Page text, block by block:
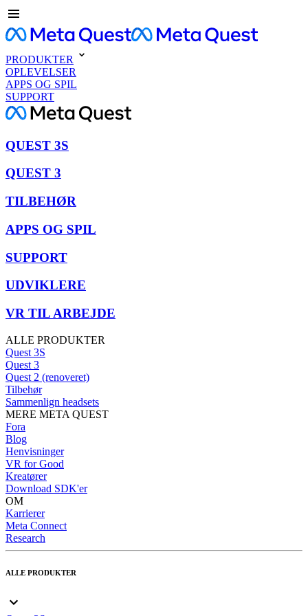
PRODUKTER
OPLEVELSER
APPS OG SPIL
SUPPORT
QUEST 3S
QUEST 3
TILBEHØR
APPS OG SPIL
SUPPORT
UDVIKLERE
VR TIL ARBEJDE
ALLE PRODUKTER
Quest 3S
Quest 3
Quest 2 (renoveret)
Tilbehør
Sammenlign headsets
MERE META QUEST
Fora
Blog
Henvisninger
VR for Good
Kreatører
Download SDK'er
OM
Karrierer
Meta Connect
Research
ALLE PRODUKTER